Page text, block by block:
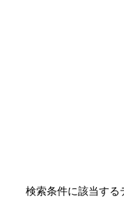
検索条件に該当する